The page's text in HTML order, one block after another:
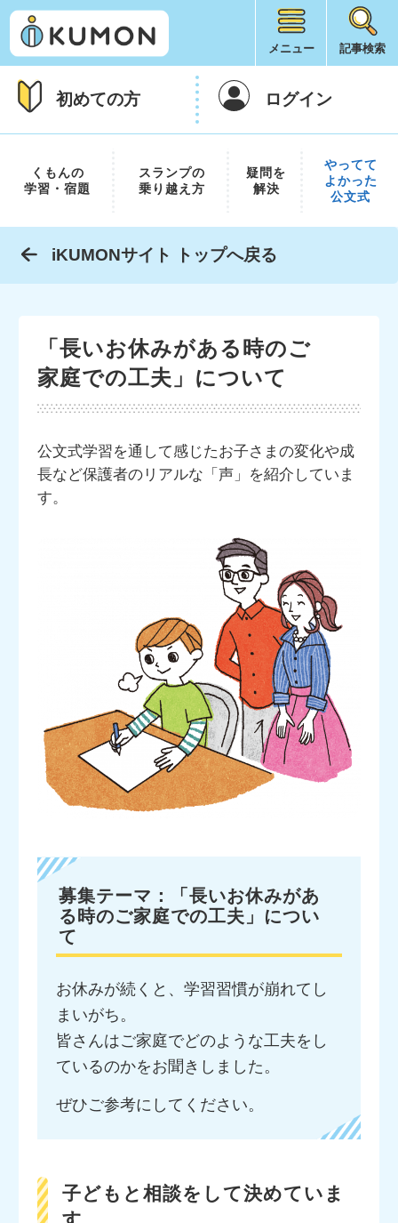
メニュー 記事検索
初めての方 ログイン
くもんの
学習・宿題
スランプの
乗り越え方
疑問を
解決
やってて
よかった
公文式
iKUMONサイト トップへ戻る
「長いお休みがある時のご
家庭での工夫」について
公文式学習を通して感じたお子さまの変化や成
長など保護者のリアルな「声」を紹介していま
す。
募集テーマ：「長いお休みがあ
る時のご家庭での工夫」につい
て
お休みが続くと、学習習慣が崩れてし
まいがち。
皆さんはご家庭でどのような工夫をし
ているのかをお聞きしました。
ぜひご参考にしてください。
子どもと相談をして決めていま